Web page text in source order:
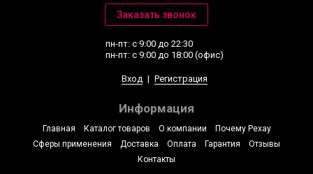
пн-пт: с 9:00 до 22:30
пн-пт: с 9:00 до 18:00 (офис)
Вход | Регистрация
Информация
Главная Каталог товаров О компании
Почему Рехау
Сферы применения
Доставка Оплата Гарантия
Отзывы
Контакты